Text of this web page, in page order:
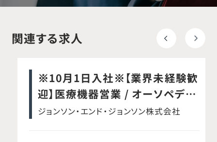
関連する求人
※10月1日入社※【業界未経験歓
迎】医療機器営業 / オーソペディ
ックス事業本部 / スパイン事業部
ジョンソン・エンド・ジョンソン株式会社